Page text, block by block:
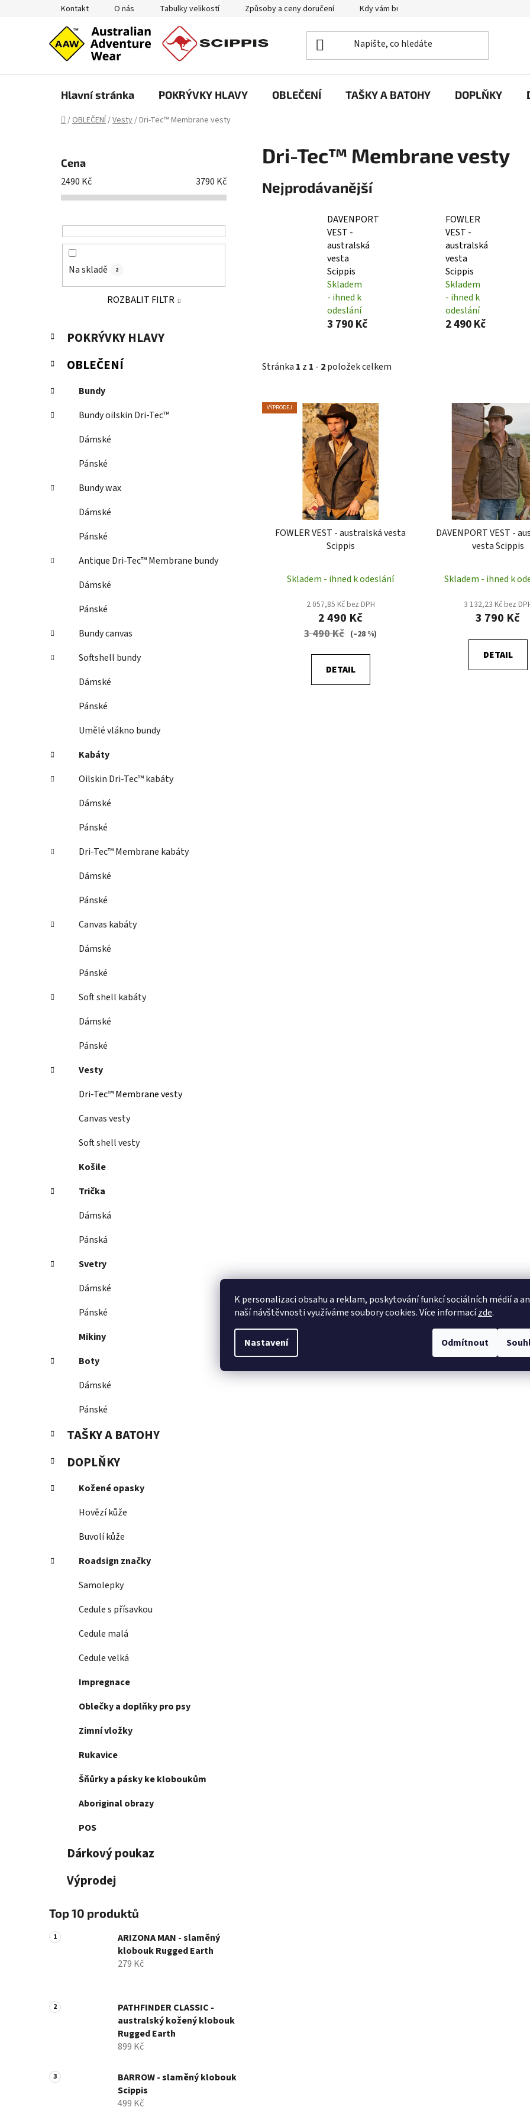
K personalizaci obsahu a reklam, poskytování funkcí sociálních médií a
naší návštěvnosti využíváme soubory cookies. Více informacízde.
Nastavení Odmítnout
Kontakt O nás Tabulky velikostí Způsoby a ceny doručení Kdy vám bude zboží doručené?
Hlavní stránka POKRÝVKY HLAVY OBLEČENÍ TAŠKY A BATOHY DOPLŇKY
Domů
/OBLEČENÍ/Vesty/Dri-Tec™ Membrane vesty
l
Cena
2490 Kč 3790 Kč
Na skladě 2
ROZBALIT FILTR
Přeskočit
kategorie
K
a
t
e
o
r
i
POKRÝVKY HLAVY
OBLEČENÍ
Bundy
Bundy oilskin Dri-Tec™
Dámské
Pánské
Bundy wax
Dámské
Pánské
Antique Dri-Tec™ Membrane bundy
Dámské
Pánské
Bundy canvas
Softshell bundy
Dámské
Pánské
Umělé vlákno bundy
Kabáty
Oilskin Dri-Tec™ kabáty
Dámské
Pánské
Dri-Tec™ Membrane kabáty
Dámské
Pánské
Canvas kabáty
Dámské
Pánské
Soft shell kabáty
Dámské
Pánské
Vesty
Dri-Tec™ Membrane vesty
Canvas vesty
Soft shell vesty
Košile
Trička
Dámská
Pánská
Svetry
Dámské
Pánské
Mikiny
Boty
Dámské
Pánské
TAŠKY A BATOHY
DOPLŇKY
Kožené opasky
Hovězí kůže
Buvolí kůže
Roadsign značky
Samolepky
Cedule s přísavkou
Cedule malá
Cedule velká
Impregnace
Oblečky a doplňky pro psy
Zimní vložky
Rukavice
Šňůrky a pásky ke kloboukům
Aboriginal obrazy
POS
Dárkový poukaz
Výprodej
Top 10 produktů
ARIZONA MAN - slaměný
klobouk Rugged Earth
279 Kč
PATHFINDER CLASSIC -
australský kožený klobouk
Rugged Earth
899 Kč
BARROW - slaměný klobouk
Scippis
499 Kč
Dri-Tec™ Membrane vesty
Nejprodávanější
DAVENPORT
VEST -
australská
vesta
Scippis
Skladem
- ihned k
odeslání
3 790 Kč
FOWLER
VEST -
australská
vesta
Scippis
Skladem
- ihned k
odeslání
2 490 Kč
Stránka 1 z 1 - 2položek celkem
V
ý
VÝPRODEJ
FOWLER VEST - australská vesta
Scippis
Skladem - ihned k odeslání
2 057,85 Kč bez DPH
2 490 Kč
3 490 Kč (–28 %)
DETAIL
DAVENPORT VEST -
vesta Scippis
Skladem - ihned k
3 132,23 Kč bez
3 790 Kč
DETAIL